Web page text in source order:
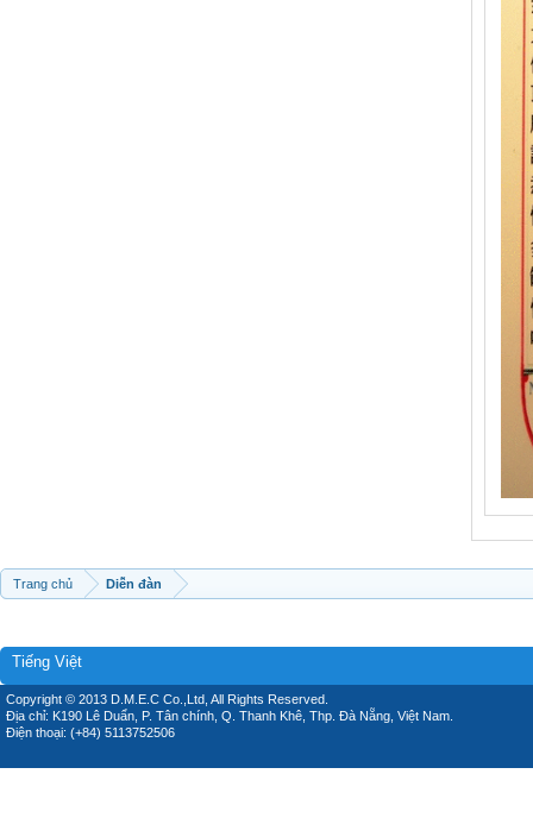
Trang chủ Diễn đàn
Tiếng Việt
Copyright © 2013 D.M.E.C Co.,Ltd, All Rights Reserved.
Địa chỉ: K190 Lê Duẩn, P. Tân chính, Q. Thanh Khê, Thp. Đà Nẵng, Việt Nam.
Điện thoại: (+84) 5113752506